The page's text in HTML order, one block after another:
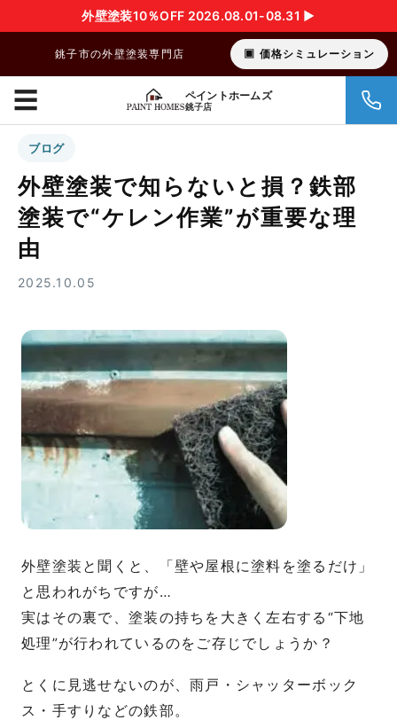
外壁塗装10％OFF 2026.08.01-08.31 ▶︎
銚子市の外壁塗装専門店 価格シミュレーション
ペイントホームズ
銚子店
☰
ブログ
外壁塗装で知らないと損？鉄部
塗装で“ケレン作業”が重要な理
由
2025.10.05
外壁塗装と聞くと、「壁や屋根に塗料を塗るだけ」
と思われがちですが…
実はその裏で、塗装の持ちを大きく左右する“下地
処理”が行われているのをご存じでしょうか？
とくに見逃せないのが、雨戸・シャッターボック
ス・手すりなどの鉄部。